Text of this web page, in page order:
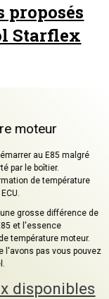
proposés
Starflex
moteur
au E85 malgré
par le boîtier.
de température
grosse différence de
et l'essence
température moteur.
l'avons pas vous pouvez
disponibles